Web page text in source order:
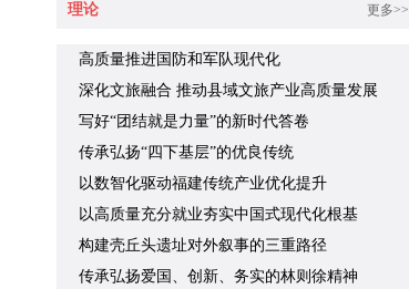
更多>>
理论
高质量推进国防和军队现代化
深化文旅融合 推动县域文旅产业高质量发展
写好“团结就是力量”的新时代答卷
传承弘扬“四下基层”的优良传统
以数智化驱动福建传统产业优化提升
以高质量充分就业夯实中国式现代化根基
构建壳丘头遗址对外叙事的三重路径
传承弘扬爱国、创新、务实的林则徐精神